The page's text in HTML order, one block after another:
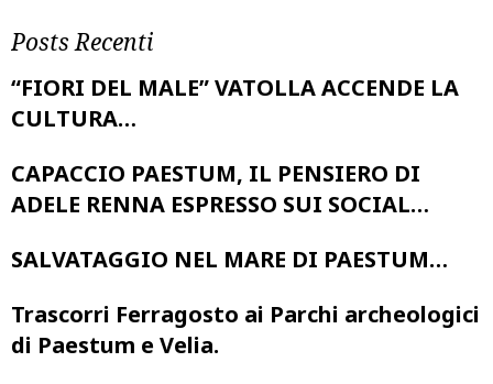
Posts Recenti
“FIORI DEL MALE” VATOLLA ACCENDE LA
CULTURA…
CAPACCIO PAESTUM, IL PENSIERO DI
ADELE RENNA ESPRESSO SUI SOCIAL…
SALVATAGGIO NEL MARE DI PAESTUM…
Trascorri Ferragosto ai Parchi archeologici
di Paestum e Velia.